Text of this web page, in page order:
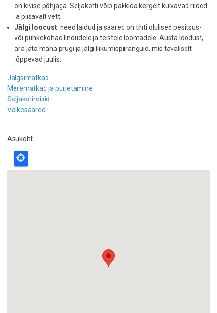
on kivise põhjaga. Seljakotti võib pakkida kergelt kuivavad riided
ja piisavalt vett.
Jälgi loodust: need laidud ja saared on tihti olulised pesitsus-
või puhkekohad lindudele ja teistele loomadele. Austa loodust,
ära jäta maha prügi ja jälgi liikumispiiranguid, mis tavaliselt
lõppevad juulis.
Jalgsimatkad
Merematkad ja purjetamine
Seljakotireisid
Väikesaared
Asukoht